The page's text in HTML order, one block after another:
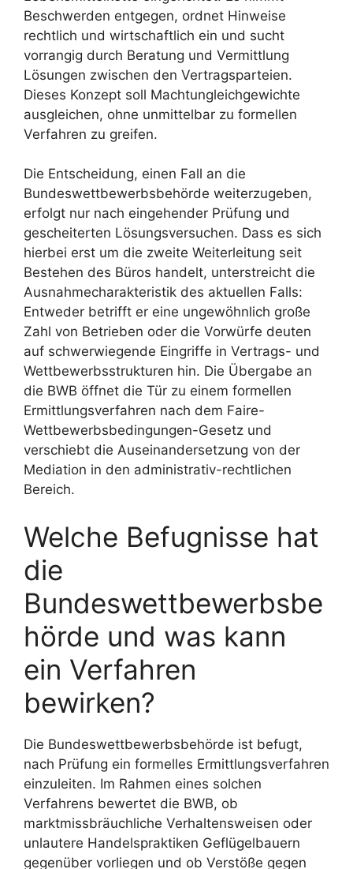
Beschwerden entgegen, ordnet Hinweise
rechtlich und wirtschaftlich ein und sucht
vorrangig durch Beratung und Vermittlung
Lösungen zwischen den Vertragsparteien.
Dieses Konzept soll Machtungleichgewichte
ausgleichen, ohne unmittelbar zu formellen
Verfahren zu greifen.
Die Entscheidung, einen Fall an die
Bundeswettbewerbsbehörde weiterzugeben,
erfolgt nur nach eingehender Prüfung und
gescheiterten Lösungsversuchen. Dass es sich
hierbei erst um die zweite Weiterleitung seit
Bestehen des Büros handelt, unterstreicht die
Ausnahmecharakteristik des aktuellen Falls:
Entweder betrifft er eine ungewöhnlich große
Zahl von Betrieben oder die Vorwürfe deuten
auf schwerwiegende Eingriffe in Vertrags- und
Wettbewerbsstrukturen hin. Die Übergabe an
die BWB öffnet die Tür zu einem formellen
Ermittlungsverfahren nach dem Faire-
Wettbewerbsbedingungen-Gesetz und
verschiebt die Auseinandersetzung von der
Mediation in den administrativ-rechtlichen
Bereich.
Welche Befugnisse hat
die
Bundeswettbewerbsbe
hörde und was kann
ein Verfahren
bewirken?
Die Bundeswettbewerbsbehörde ist befugt,
nach Prüfung ein formelles Ermittlungsverfahren
einzuleiten. Im Rahmen eines solchen
Verfahrens bewertet die BWB, ob
marktmissbräuchliche Verhaltensweisen oder
unlautere Handelspraktiken Geflügelbauern
gegenüber vorliegen und ob Verstöße gegen